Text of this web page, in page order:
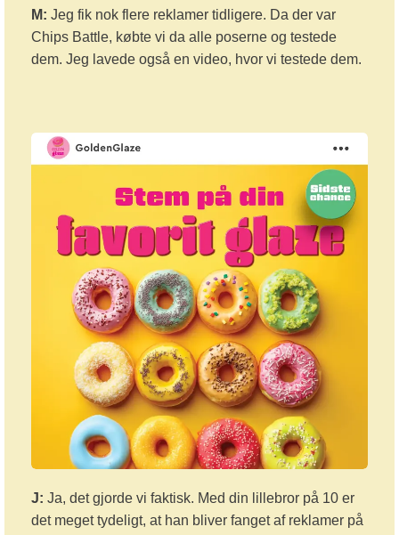
M: Jeg fik nok flere reklamer tidligere. Da der var
Chips Battle, købte vi da alle poserne og testede
dem. Jeg lavede også en video, hvor vi testede dem.
J: Ja, det gjorde vi faktisk. Med din lillebror på 10 er
det meget tydeligt, at han bliver fanget af reklamer på